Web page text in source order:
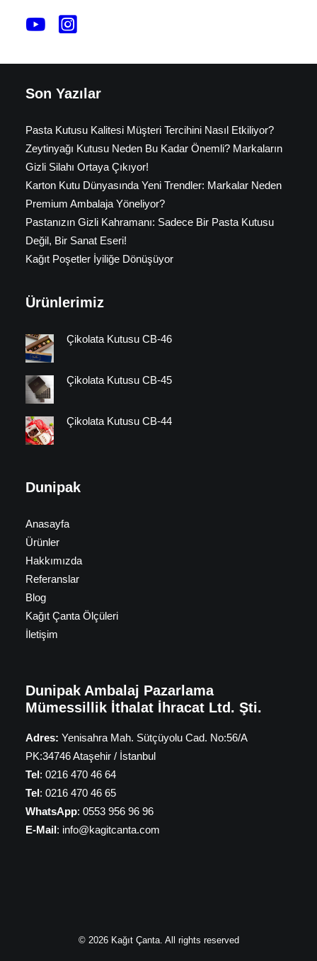
Son Yazılar
Pasta Kutusu Kalitesi Müşteri Tercihini Nasıl Etkiliyor?
Zeytinyağı Kutusu Neden Bu Kadar Önemli? Markaların
Gizli Silahı Ortaya Çıkıyor!
Karton Kutu Dünyasında Yeni Trendler: Markalar Neden
Premium Ambalaja Yöneliyor?
Pastanızın Gizli Kahramanı: Sadece Bir Pasta Kutusu
Değil, Bir Sanat Eseri!
Kağıt Poşetler İyiliğe Dönüşüyor
Ürünlerimiz
Çikolata Kutusu CB-46
Çikolata Kutusu CB-45
Çikolata Kutusu CB-44
Dunipak
Anasayfa
Ürünler
Hakkımızda
Referanslar
Blog
Kağıt Çanta Ölçüleri
İletişim
Dunipak Ambalaj Pazarlama
Mümessillik İthalat İhracat Ltd. Şti.
Adres: Yenisahra Mah. Sütçüyolu Cad. No:56/A
PK:34746 Ataşehir / İstanbul
Tel: 0216 470 46 64
Tel: 0216 470 46 65
WhatsApp: 0553 956 96 96
E-Mail: info@kagitcanta.com
© 2026 Kağıt Çanta. All rights reserved